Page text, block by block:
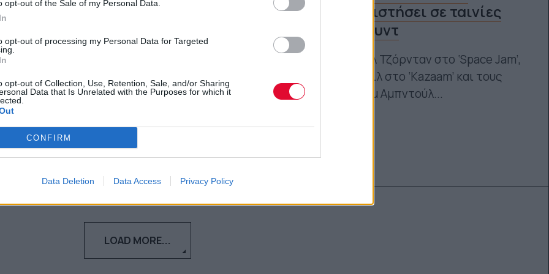
opt-out of the Sale of my Personal Data.
opt-out of processing my Personal Data for Targeted
opt-out of Collection, Use, Retention, Sale, and/or Sharing
Data that Is Unrelated with the Purposes for which it
CONFIRM
Data Deletion Data Access Privacy Policy
Η 'Wednesday' επιστρέφει με το δεύτερο
εντυπωσιακό νέο κύκλο τ...
31.08.2025
πρωταγωνιστήσει σε ταινίες
του Χόλιγουντ
Από τον Μάικλ Τζόρνταν στο ‘Space Jam’,
τον Σακίλ Ο’Νιλ στο ‘Kazaam’ και τους
θρύλους Καρίμ Αμπντούλ...
Μάνος Νομικός
LOAD MORE...